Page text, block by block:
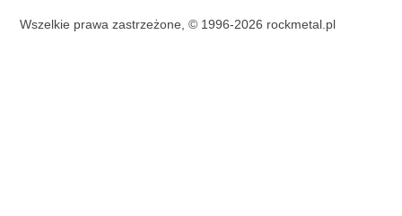
Wszelkie prawa zastrzeżone, © 1996-2026 rockmetal.pl